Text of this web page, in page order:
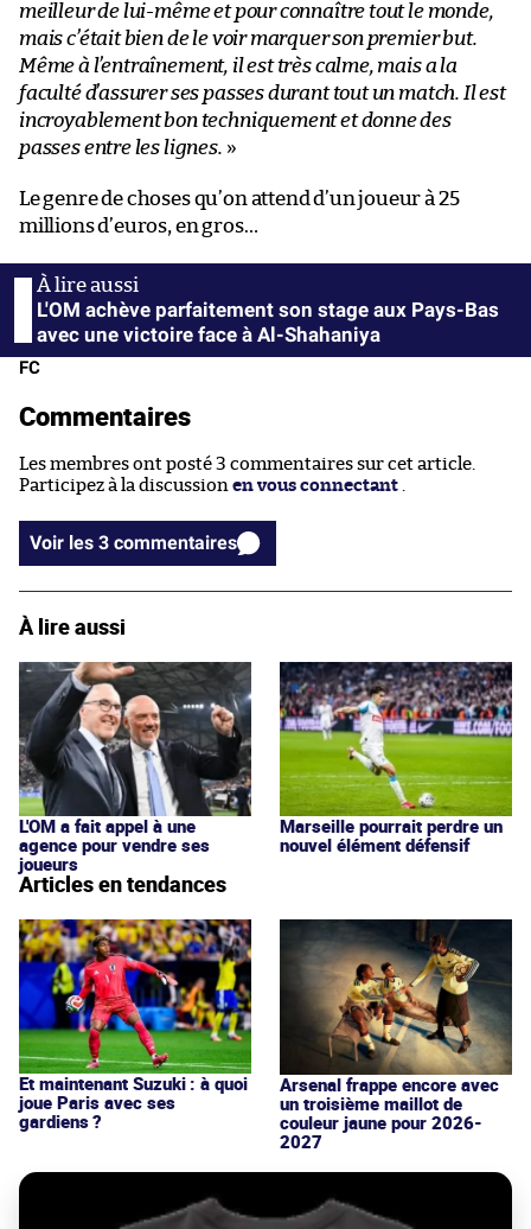
meilleur de lui-même et pour connaître tout le monde,
mais c’était bien de le voir marquer son premier but.
Même à l’entraînement, il est très calme, mais a la
faculté d’assurer ses passes durant tout un match. Il est
incroyablement bon techniquement et donne des
passes entre les lignes. »
Le genre de choses qu’on attend d’un joueur à 25
millions d’euros, en gros…
L'OM achève parfaitement son stage aux Pays-Bas
avec une victoire face à Al-Shahaniya
FC
Commentaires
Les membres ont posté 3 commentaires sur cet article.
Participez à la discussion en vous connectant .
Voir les 3 commentaires
À lire aussi
L'OM a fait appel à une
agence pour vendre ses
joueurs
Marseille pourrait perdre un
nouvel élément défensif
Articles en tendances
Et maintenant Suzuki : à quoi
joue Paris avec ses
gardiens ?
Arsenal frappe encore avec
un troisième maillot de
couleur jaune pour 2026-
2027